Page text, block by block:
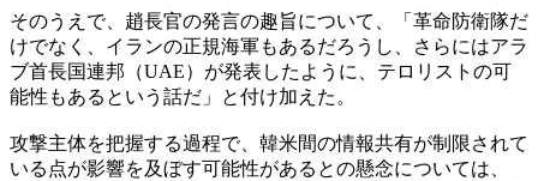
そのうえで、趙長官の発言の趣旨について、「革命防衛隊だ
けでなく、イランの正規海軍もあるだろうし、さらにはアラ
ブ首長国連邦（UAE）が発表したように、テロリストの可
能性もあるという話だ」と付け加えた。
攻撃主体を把握する過程で、韓米間の情報共有が制限されて
いる点が影響を及ぼす可能性があるとの懸念については、